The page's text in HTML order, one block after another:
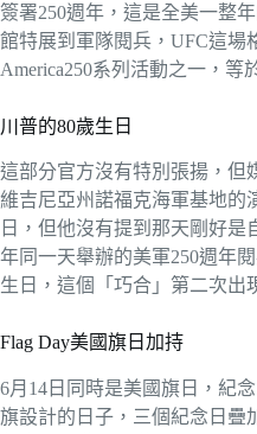
簽署250週年，這是全美一整
館特展到軍隊閱兵，UFC這場
America250系列活動之一，等
川普的80歲生日
這部分官方沒有特別張揚，但
維吉尼亞州諾福克海軍基地的
日，但他沒有提到那天剛好是
年同一天舉辦的美軍250週年
生日，這個「巧合」第二次出
Flag Day美國旗日加持
6月14日同時是美國旗日，紀
旗設計的日子，三個紀念日疊